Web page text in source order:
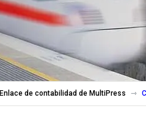
Enlace de contabilidad de MultiPress